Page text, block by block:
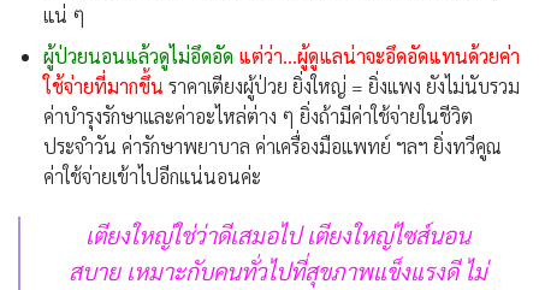
แน่ ๆ
ผู้ป่วยนอนแล้วดูไม่อึดอัด แต่ว่า…ผู้ดูแลน่าจะอึดอัดแทนด้วยค่า
ใช้จ่ายที่มากขึ้น ราคาเตียงผู้ป่วย ยิ่งใหญ่ = ยิ่งแพง ยังไม่นับรวม
ค่าบำรุงรักษาและค่าอะไหล่ต่าง ๆ ยิ่งถ้ามีค่าใช้จ่ายในชีวิต
ประจำวัน ค่ารักษาพยาบาล ค่าเครื่องมือแพทย์ ฯลฯ ยิ่งทวีคูณ
ค่าใช้จ่ายเข้าไปอีกแน่นอนค่ะ
เตียงใหญ่ใช่ว่าดีเสมอไป เตียงใหญ่ไซส์นอน
สบาย เหมาะกับคนทั่วไปที่สุขภาพแข็งแรงดี ไม่